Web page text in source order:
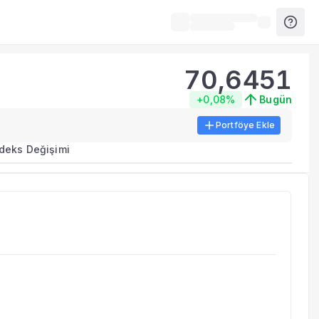
metrikleri listelenir.
benzer fonları inceleyebilirsiniz.
70,6451
+0,08% Bugün
Portföye Ekle
Değişimi